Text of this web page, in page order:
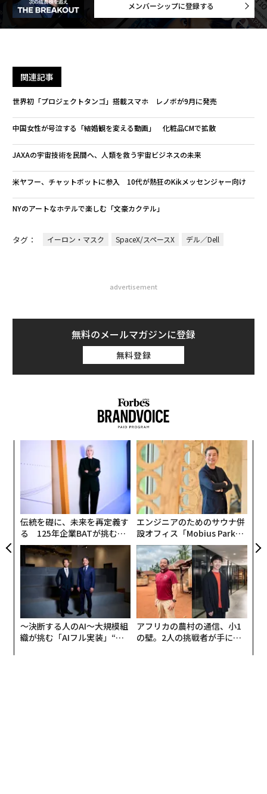
メンバーシップに登録する
関連記事
世界初「プロジェクトタンゴ」搭載スマホ レノボが9月に発売
中国女性が号泣する「結婚観を変える動画」 化粧品CMで拡散
JAXAの宇宙技術を民間へ、人類を救う宇宙ビジネスの未来
米ヤフー、チャットボットに参入 10代が熱狂のKikメッセンジャー向け
NYのアートなホテルで楽しむ「文豪カクテル」
タグ： イーロン・マスク SpaceX/スペースX デル／Dell
advertisement
無料のメールマガジンに登録
無料登録
伝統を礎に、未来を再定義す
る 125年企業BATが挑むス
モークレスな未来
エンジニアのためのサウナ併
設オフィス「Mobius Park」
がオープン──タマディック
が健康経営を徹底する理由
〜決断する人のAI〜大規模組
織が挑む「AIフル実装」“使
アフリカの農村の通信、小1
の壁。2人の挑戦者が手にし